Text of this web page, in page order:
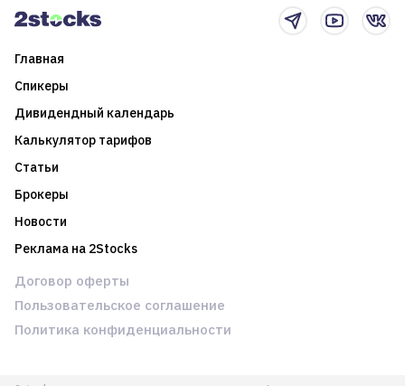
Главная
Спикеры
Дивидендный календарь
Калькулятор тарифов
Статьи
Брокеры
Новости
Реклама на 2Stocks
Договор оферты
Пользовательское соглашение
Политика конфиденциальности